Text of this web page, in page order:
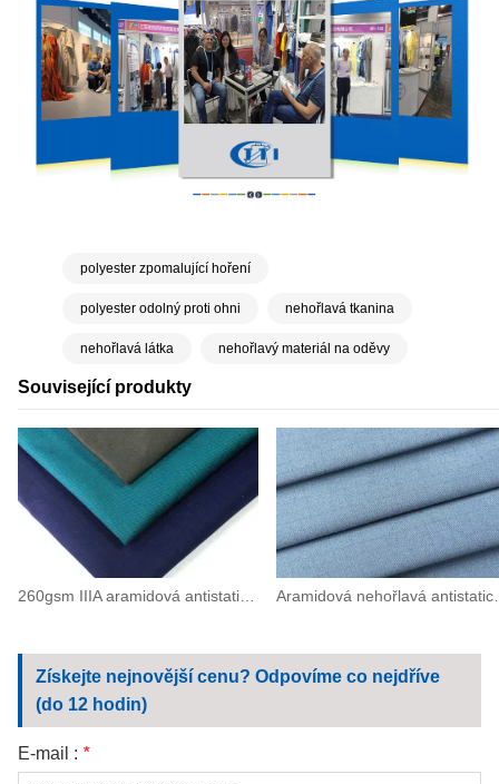
Související produkty
Aramidová
polyester zpomalující hoření
polyester odolný proti ohni nehořlavá tkanina
nehořlavá látka nehořlavý materiál na oděvy
Získejte nejnovější cenu? Odpovíme co nejdříve
(do 12 hodin)
E-mail : *